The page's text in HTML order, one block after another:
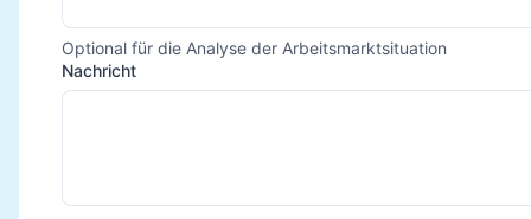
Optional für die Analyse der Arbeitsmarktsituation
Nachricht